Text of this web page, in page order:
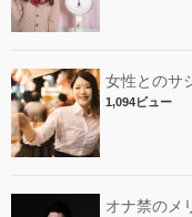
女性とのサ
1,094ビュー
オナ禁のメ